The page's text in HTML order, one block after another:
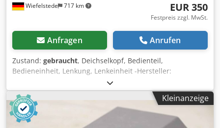
Wiefelstede 717 km EUR 350
Festpreis zzgl. MwSt.
Anfragen Anrufen
Zustand: gebraucht, Deichselkopf, Bedienteil,
Bedieneinheit, Lenkung, Lenkeinheit -Hersteller:
Jungheinrich, Bedienteil Lenkung komplett aus
Komissionierstapler Typ: ECE 20 -Anzahl: 2x Bedieneinheit
vorhanden, Baujahr 2002 / 2003 -Preis: pro Stück -
Abmessungen: 500/380/H480 mm Cjdpfx Aksiy Ef Ho Ejha -
Gewicht: 11 kg
Kleinanzeige